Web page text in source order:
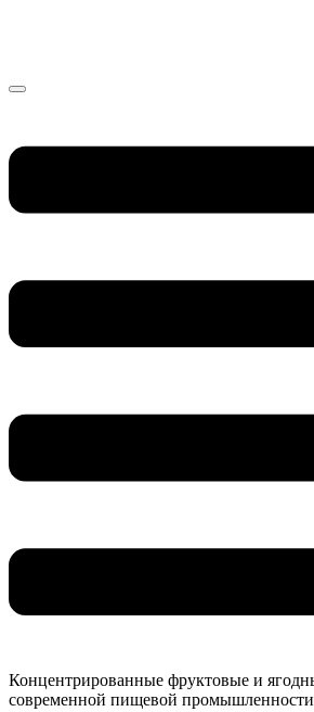
Концентрированные фруктовые и
современной пищевой